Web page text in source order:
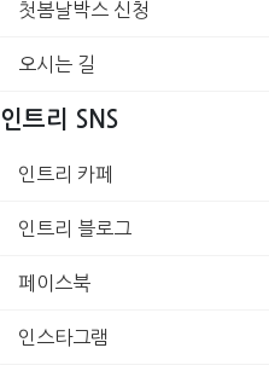
첫봄날박스 신청
오시는 길
인트리 SNS
인트리 카페
인트리 블로그
페이스북
인스타그램